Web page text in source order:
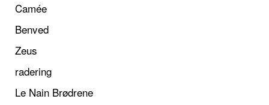
Camée
Benved
Zeus
radering
Le Nain Brødrene